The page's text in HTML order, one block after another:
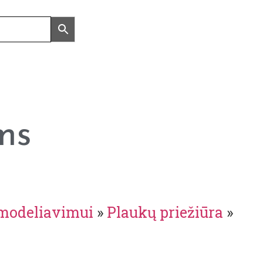
» Plaukų priežiūra »